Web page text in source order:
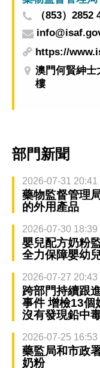
（853）2852
https://
澳門何賢紳士
樓
部門新聞
2026-07-31 20:41
藥物監督管理
的外用產品
2026-07-30 18:39
嬰兒配方奶粉
全力保障嬰幼
2026-07-27 20:43
跨部門持續跟
事件 增檢13個
沒有發現鉛中
2026-07-25 16:53
藥監局和市政
奶粉